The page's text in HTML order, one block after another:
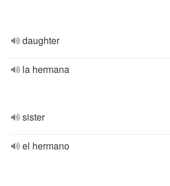
daughter
la hermana
sister
el hermano